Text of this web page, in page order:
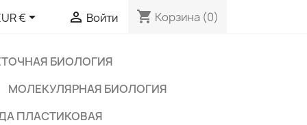
€  Войти shopping_cart Корзина (0)
БИОЛОГИЯ
МОЛЕКУЛЯРНАЯ БИОЛОГИЯ
ПЛАСТИКОВАЯ